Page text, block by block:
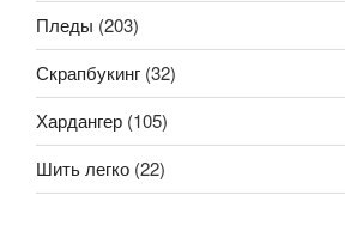
Пледы (203)
Скрапбукинг (32)
Хардангер (105)
Шить легко (22)